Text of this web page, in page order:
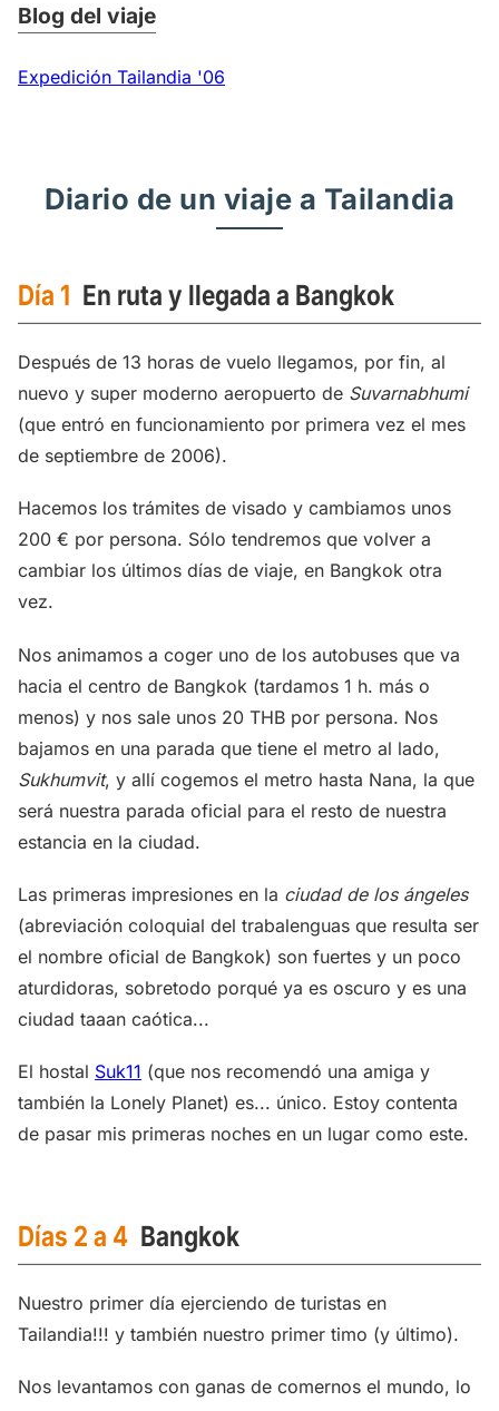
Blog del viaje
Expedición Tailandia '06
Diario de un viaje a Tailandia
Día 1 En ruta y llegada a Bangkok
Después de 13 horas de vuelo llegamos, por fin, al
nuevo y super moderno aeropuerto de Suvarnabhumi
(que entró en funcionamiento por primera vez el mes
de septiembre de 2006).
Hacemos los trámites de visado y cambiamos unos
200 € por persona. Sólo tendremos que volver a
cambiar los últimos días de viaje, en Bangkok otra
vez.
Nos animamos a coger uno de los autobuses que va
hacia el centro de Bangkok (tardamos 1 h. más o
menos) y nos sale unos 20 THB por persona. Nos
bajamos en una parada que tiene el metro al lado,
Sukhumvit, y allí cogemos el metro hasta Nana, la que
será nuestra parada oficial para el resto de nuestra
estancia en la ciudad.
Las primeras impresiones en la ciudad de los ángeles
(abreviación coloquial del trabalenguas que resulta ser
el nombre oficial de Bangkok) son fuertes y un poco
aturdidoras, sobretodo porqué ya es oscuro y es una
ciudad taaan caótica...
El hostal Suk11 (que nos recomendó una amiga y
también la Lonely Planet) es... único. Estoy contenta
de pasar mis primeras noches en un lugar como este.
Días 2 a 4 Bangkok
Nuestro primer día ejerciendo de turistas en
Tailandia!!! y también nuestro primer timo (y último).
Nos levantamos con ganas de comernos el mundo, lo